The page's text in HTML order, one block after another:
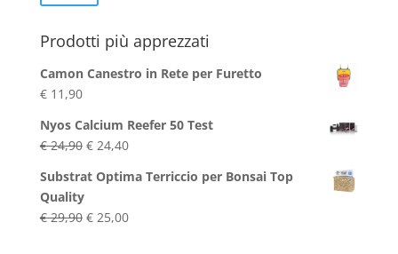
Prodotti più apprezzati
Camon Canestro in Rete per Furetto
€11,90
Nyos Calcium Reefer 50 Test
€24,90 Il
originale
€ 24,90.
€24,40Il
attuale
€ 24,40.
Substrat Optima Terriccio per Bonsai Top
Quality
€29,90 Il
€25,00Il